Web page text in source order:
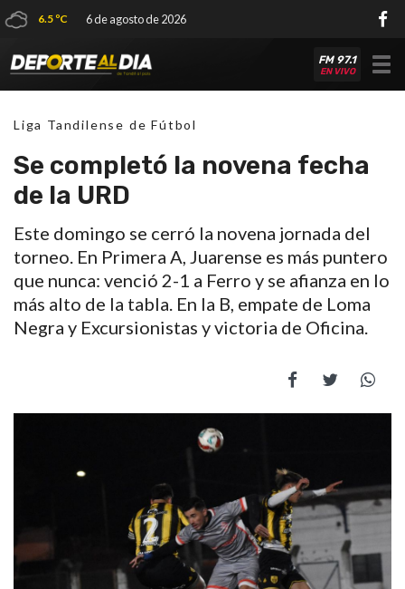
6.5 ºC 6 de agosto de 2026
FM 97.1
EN VIVO
Liga Tandilense de Fútbol
Se completó la novena fecha
de la URD
Este domingo se cerró la novena jornada del
torneo. En Primera A, Juarense es más puntero
que nunca: venció 2-1 a Ferro y se afianza en lo
más alto de la tabla. En la B, empate de Loma
Negra y Excursionistas y victoria de Oficina.